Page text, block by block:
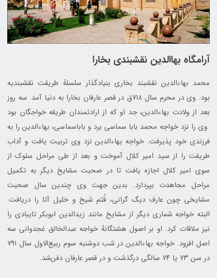
آرامگاه بهاالدین نقشبندی بخارا
محمد بهاءالدین نقشبند بخاری بنیادگذار سلسلهٔ طریقت نقشبندیه
بود. وی در محرم سال ۷۱۸ق در قصر عارفان بخارا به دنیا آمد. سه روز
بعد از ولادت بهاءالدین، جد او که از ارادتمندان طریقه خواجگان بود
وی را نزد خواجه محمد بابا سماسی برد و باباسماسی، بهاءالدین را به
فرزندی خود پذیرفت. خواجه بهاءالدین نزد وی تربیت یافت و آداب
طریقت را از سید امیر کلال آموخت و بعد از طی مراحل سلوک از
سوی امیر کلال اجازه یافت تا در صحبت مشایخ دیگر به تکمیل
مراحل مجاهدت بپردازد. بدین جهت وی چندین سال صحبت
مشایخی چون عارف دیگ گرانی، قُثم شیخ و خلیل آتا را دریافت.
البته خواجه شماری دیگر از مشایخ مانند زیدالدین ابوبکر تایبادی را
نیز ملاقات کرد. او بر اصول هشتگانهٔ خواجه عبدالخالق غجدوانی سه
اصل افزود. خواجه بهاءالدین در شب دوشنبه سوم ربیع‌الاول سال ۷۹۱
در سن ۷۳ یا ۷۴ سالگی درگذشت و در قصر عارفان دفن‌شد.